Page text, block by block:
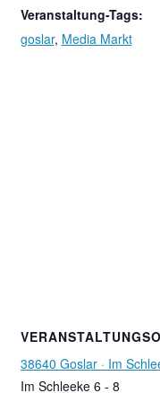
Veranstaltung-Tags:
goslar, Media Markt
38640 Goslar · Im
Im Schleeke 6 - 8